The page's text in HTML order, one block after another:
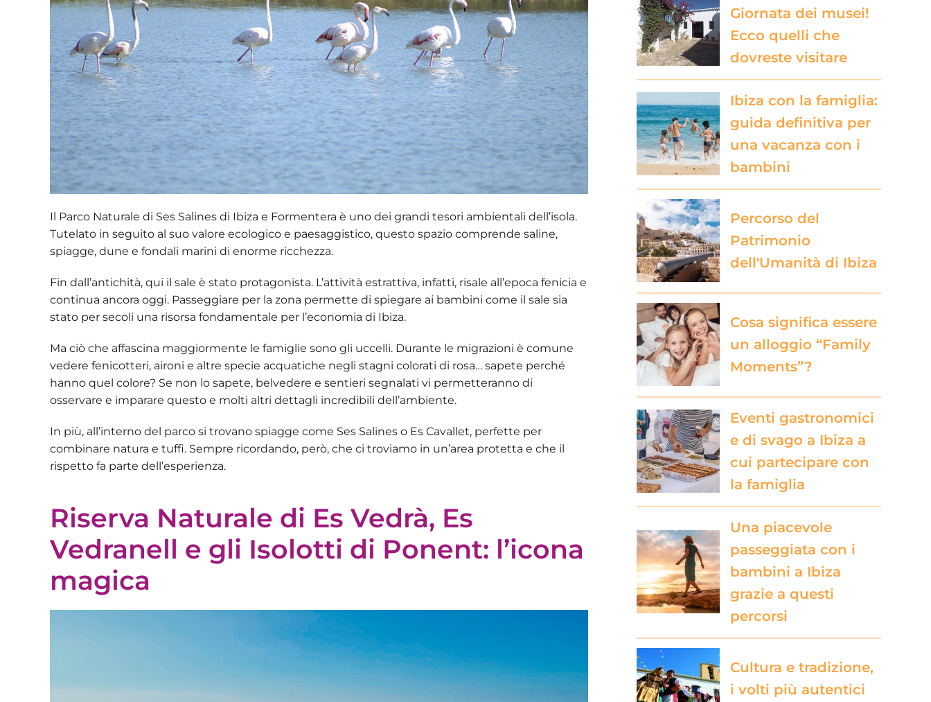
Il Parco Naturale di Ses Salines di Ibiza e Formentera è uno dei grandi tesori ambientali dell’isola.
Tutelato in seguito al suo valore ecologico e paesaggistico, questo spazio comprende saline,
spiagge, dune e fondali marini di enorme ricchezza.
Fin dall’antichità, qui il sale è stato protagonista. L’attività estrattiva, infatti, risale all’epoca fenicia e
continua ancora oggi. Passeggiare per la zona permette di spiegare ai bambini come il sale sia
stato per secoli una risorsa fondamentale per l’economia di Ibiza.
Ma ciò che affascina maggiormente le famiglie sono gli uccelli. Durante le migrazioni è comune
vedere fenicotteri, aironi e altre specie acquatiche negli stagni colorati di rosa… sapete perché
hanno quel colore? Se non lo sapete, belvedere e sentieri segnalati vi permetteranno di
osservare e imparare questo e molti altri dettagli incredibili dell’ambiente.
In più, all’interno del parco si trovano spiagge come Ses Salines o Es Cavallet, perfette per
combinare natura e tuffi. Sempre ricordando, però, che ci troviamo in un’area protetta e che il
rispetto fa parte dell’esperienza.
Riserva Naturale di Es Vedrà, Es
Vedranell e gli Isolotti di Ponent: l’icona
magica
Giornata dei musei!
Ecco quelli che
dovreste visitare
Ibiza con la famiglia:
guida definitiva per
una vacanza con i
bambini
Percorso del
Patrimonio
dell'Umanità di Ibiza
Cosa significa essere
un alloggio “Family
Moments”?
Eventi gastronomici
e di svago a Ibiza a
cui partecipare con
la famiglia
Una piacevole
passeggiata con i
bambini a Ibiza
grazie a questi
percorsi
Cultura e tradizione,
i volti più autentici